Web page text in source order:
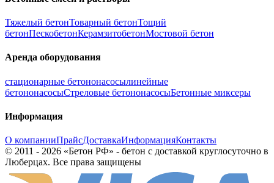
Тяжелый бетонТоварный бетонТощий
бетонПескобетонКерамзитобетонМостовой бетон
Аренда оборудования
стационарные бетононасосылинейные
бетононасосыСтреловые бетононасосыБетонные миксеры
Информация
О компанииПрайсДоставкаИнформацияКонтакты
© 2011 - 2026 «Бетон РФ» - бетон с доставкой круглосуточно в
Люберцах. Все права защищены